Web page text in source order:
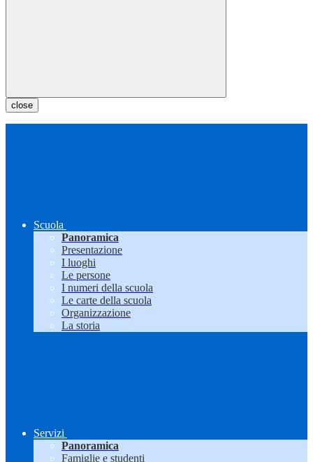
close
Scuola
Panoramica
Presentazione
I luoghi
Le persone
I numeri della scuola
Le carte della scuola
Organizzazione
La storia
Servizi
Panoramica
Famiglie e studenti